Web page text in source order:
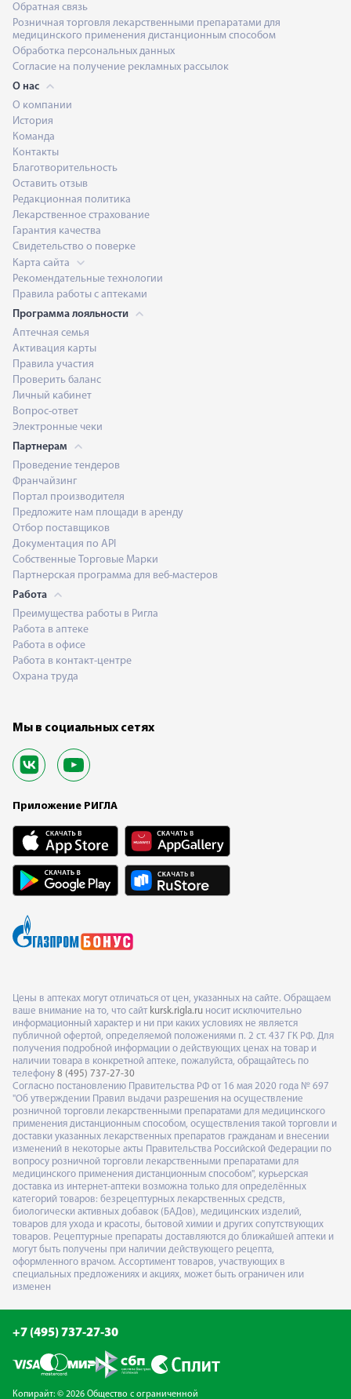
Обратная связь
Розничная торговля лекарственными препаратами для
медицинского применения дистанционным способом
Обработка персональных данных
Согласие на получение рекламных рассылок
О нас
О компании
История
Команда
Контакты
Благотворительность
Оставить отзыв
Редакционная политика
Лекарственное страхование
Гарантия качества
Свидетельство о поверке
Карта сайта
Рекомендательные технологии
Правила работы с аптеками
Программа лояльности
Аптечная семья
Активация карты
Правила участия
Проверить баланс
Личный кабинет
Вопрос-ответ
Электронные чеки
Партнерам
Проведение тендеров
Франчайзинг
Портал производителя
Предложите нам площади в аренду
Отбор поставщиков
Документация по API
Собственные Торговые Марки
Партнерская программа для веб-мастеров
Работа
Преимущества работы в Ригла
Работа в аптеке
Работа в офисе
Работа в контакт-центре
Охрана труда
Мы в социальных сетях
Приложение РИГЛА
Цены в аптеках могут отличаться от цен, указанных на сайте. Обращаем
ваше внимание на то, что сайт kursk.rigla.ru носит исключительно
информационный характер и ни при каких условиях не является
публичной офертой, определяемой положениями п. 2 ст. 437 ГК РФ. Для
получения подробной информации о действующих ценах на товар и
наличии товара в конкретной аптеке, пожалуйста, обращайтесь по
телефону 8 (495) 737-27-30
Согласно постановлению Правительства РФ от 16 мая 2020 года № 697
"Об утверждении Правил выдачи разрешения на осуществление
розничной торговли лекарственными препаратами для медицинского
применения дистанционным способом, осуществления такой торговли и
доставки указанных лекарственных препаратов гражданам и внесении
изменений в некоторые акты Правительства Российской Федерации по
вопросу розничной торговли лекарственными препаратами для
медицинского применения дистанционным способом", курьерская
доставка из интернет-аптеки возможна только для определённых
категорий товаров: безрецептурных лекарственных средств,
биологически активных добавок (БАДов), медицинских изделий,
товаров для ухода и красоты, бытовой химии и других сопутствующих
товаров. Рецептурные препараты доставляются до ближайшей аптеки и
могут быть получены при наличии действующего рецепта,
оформленного врачом. Ассортимент товаров, участвующих в
специальных предложениях и акциях, может быть ограничен или
изменен
+7 (495) 737-27-30
Копирайт: © 2026 Общество с ограниченной